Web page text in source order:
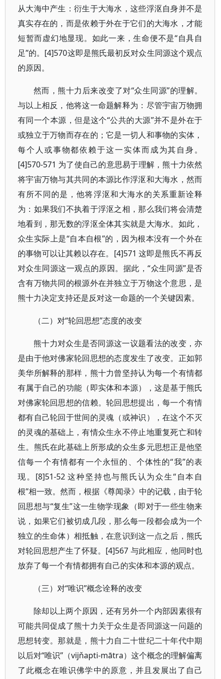
从大海中产生：衍生于大海水，这些浮沤自身并不是
真实存在的，而是依赖于外在于它们的大海水，才能
短暂而虚幻地显现。如此一来，生命便不是“自具自
足”的。[4]570这即是熊氏最初反对众生同源这个观点
的原因。
然而，熊十力后来改变了对“众生同源”的理解。
与以上相反，他将这一命题解释为：尽管宇宙万物拥
有同一个本源，但是这个“公共的大源”并不是外在于
或独立于万物而存在的；它是一切人和事物的实体，
每个人或事物都依赖于这一实体而成为其自身。
[4]570-571 为了使自己的意思易于理解，熊十力依然
将宇宙万物与其共同的本源比作浮沤和大海水，然而
有所不同的是，他将浮沤和大海水的关系重新诠释
为：如果我们不执着于浮沤之相，那么我们将会清楚
地看到，那无数的浮沤全体其实就是大海水。如此，
众生实际上是“自本自根”的，因为根本没有一个外在
的事物可以让其赖以存在。[4]571 这即是熊氏不再反
对众生同源这一观点的原因。据此，“众生同源”是否
含有万物共同的根源外在并独立于万物这个意思，是
熊十力决定支持还是反对这一命题的一个关键因素。
（二）对“轮回思想”态度的改变
熊十力对众生是否同源这一议题看法的改变，亦
是由于他对佛家轮回思想的态度发生了改变。正如郭
美华所解释的那样，熊十力曾坚持认为每一个有情都
有属于自己的功能（即实体和本源），这是基于熊氏
对佛家轮回思想的信赖。轮回思想提出，每一个有情
都有自己轮回于世间的灵魂（或神识），在这个不灭
的灵魂的基础上，有情众生永不停止地重复死亡和转
生。熊氏在此基础上所形成的众生多元思想正是他坚
信每一个有情都有一个永恒的、个体性的“我”的表
现。[8]51-52 这种坚持也与熊氏认为众生“自本自
根”相一致。然而，根据《尊闻录》中的记载，由于轮
回思想与“复生”这一生物学现象（即对于一些生物来
说，如果它们被切成几段，那么每一段都会成为一个
独立的生命体）相抵触，在意识到这一点之后，熊氏
对轮回思想产生了怀疑。[4]567 与此相应，他同时也
放弃了每一个有情都拥有自己的实体和本源的观点。
（三）对“唯识”概念诠释的改变
除却以上两个原因，还有另外一个内部因素很有
可能共同促成了熊十力关于众生是否同源这一问题的
思想转变。那就是，熊十力自二十世纪二十年代中期
以后对“唯识”（vijňapti-mātra）这个概念的理解偏离
了此概念在唯识佛学中的原意，并且发展出了自己